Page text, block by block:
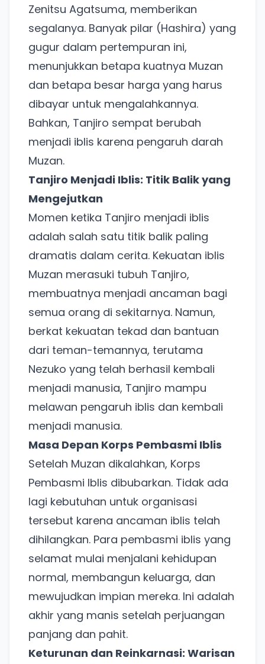
Zenitsu Agatsuma, memberikan
segalanya. Banyak pilar (Hashira) yang
gugur dalam pertempuran ini,
menunjukkan betapa kuatnya Muzan
dan betapa besar harga yang harus
dibayar untuk mengalahkannya.
Bahkan, Tanjiro sempat berubah
menjadi iblis karena pengaruh darah
Muzan.
Tanjiro Menjadi Iblis: Titik Balik yang
Mengejutkan
Momen ketika Tanjiro menjadi iblis
adalah salah satu titik balik paling
dramatis dalam cerita. Kekuatan iblis
Muzan merasuki tubuh Tanjiro,
membuatnya menjadi ancaman bagi
semua orang di sekitarnya. Namun,
berkat kekuatan tekad dan bantuan
dari teman-temannya, terutama
Nezuko yang telah berhasil kembali
menjadi manusia, Tanjiro mampu
melawan pengaruh iblis dan kembali
menjadi manusia.
Masa Depan Korps Pembasmi Iblis
Setelah Muzan dikalahkan, Korps
Pembasmi Iblis dibubarkan. Tidak ada
lagi kebutuhan untuk organisasi
tersebut karena ancaman iblis telah
dihilangkan. Para pembasmi iblis yang
selamat mulai menjalani kehidupan
normal, membangun keluarga, dan
mewujudkan impian mereka. Ini adalah
akhir yang manis setelah perjuangan
panjang dan pahit.
Keturunan dan Reinkarnasi: Warisan